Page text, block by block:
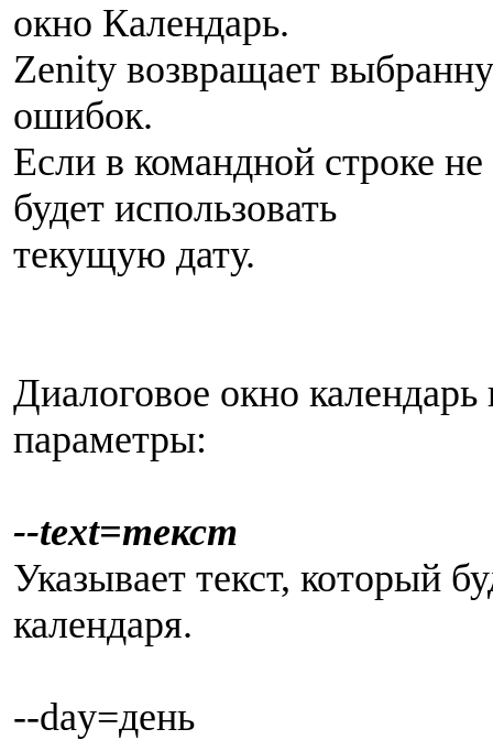
окно Календарь.
Zenity возвращает
ошибок.
Если в командной строке не
будет использовать
текущую дату.
Диалоговое окно
параметры:
--text=текст
Указывает текст, который
календаря.
--day=день